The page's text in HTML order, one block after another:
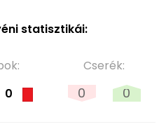
statisztikái:
0
Cserék:
0 0